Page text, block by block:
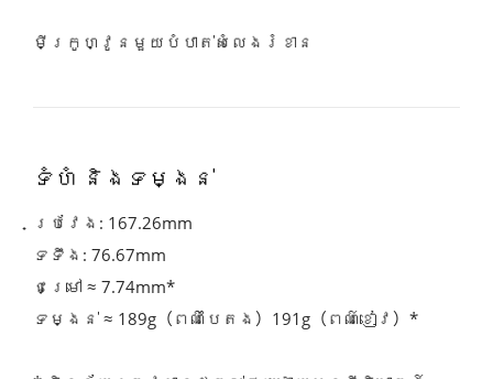
មីក្រូហ្វូនមួយបំបាត់សំលេងរំខាន
ទំហំ និងទម្ងន់
ប្រវែង: 167.26mm
ទទឹង: 76.67mm
ជម្រៅ ≈ 7.74mm*
ទម្ងន់ ≈ 189g（ពណ៌បៃតង）191g（ពណ៌ខៀវ）*